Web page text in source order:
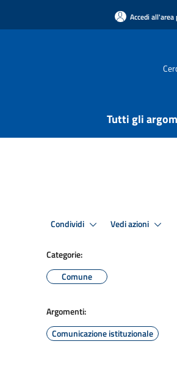
Accedi all'area
Tutti gli
Condividi Vedi azioni
Categorie:
Comune
Argomenti:
Comunicazione istituzionale